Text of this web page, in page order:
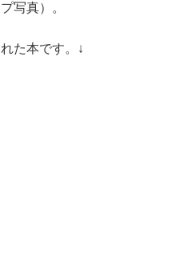
写真）。
た本です。↓